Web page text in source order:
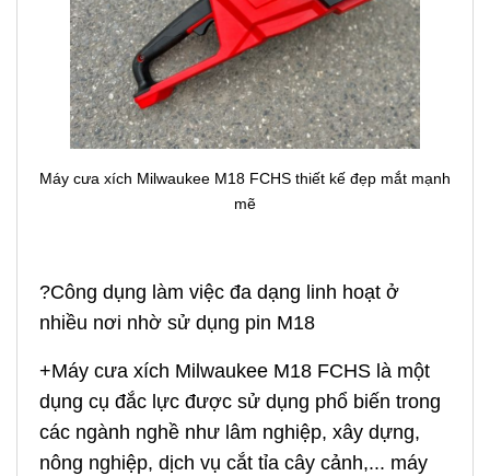
Máy cưa xích Milwaukee M18 FCHS thiết kế đẹp mắt mạnh
mẽ
?Công dụng làm việc đa dạng linh hoạt ở
nhiều nơi nhờ sử dụng pin M18
+Máy cưa xích Milwaukee M18 FCHS là một
dụng cụ đắc lực được sử dụng phổ biến trong
các ngành nghề như lâm nghiệp, xây dựng,
nông nghiệp, dịch vụ cắt tỉa cây cảnh,... máy